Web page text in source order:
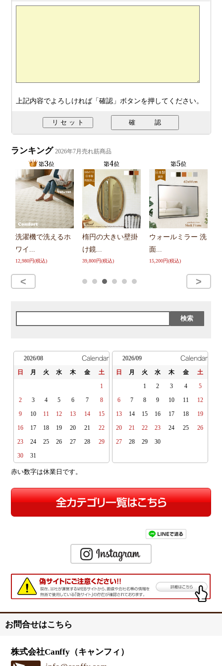
上記内容でよろしければ「確認」ボタンを押してください。
ランキング2026年7月売れ筋商品
洗濯機で洗えるホ
ワイ...
12,980円(税込)
楕円の大きい壁掛
け鏡...
39,800円(税込)
ウォールミラー 洗
面...
15,200円(税込)
2026/08
日 月 火 水 木 金 土
1
2 3 4 5 6 7 8
9 10 11 12 13 14 15
16 17 18 19 20 21 22
23 24 25 26 27 28 29
30 31
2026/09
日 月 火 水 木 金 土
1 2 3 4 5
6 7 8 9 10 11 12
13 14 15 16 17 18 19
20 21 22 23 24 25 26
27 28 29 30
赤い数字は休業日です。
お問合せはこちら
株式会社Canffy（キャンフィ）